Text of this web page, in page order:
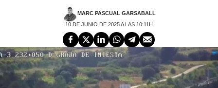
MARC PASCUAL GARSABALL
10 DE JUNIO DE 2025 A LAS 10:11H